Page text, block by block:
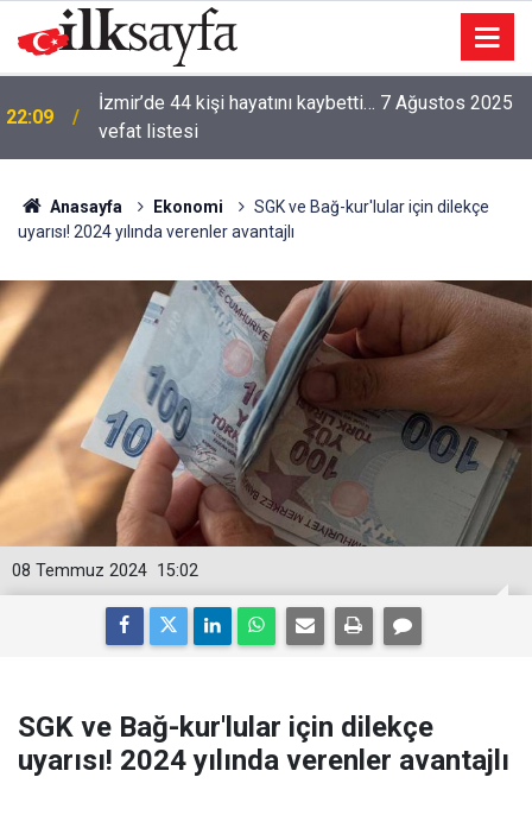
22:09
İzmir’de 44 kişi hayatını kaybetti… 7 Ağustos 2025
vefat listesi
Anasayfa Ekonomi
SGK ve Bağ-kur'lular için dilekçe
uyarısı! 2024 yılında verenler avantajlı
15:02
08 Temmuz 2024
SGK ve Bağ-kur'lular için dilekçe
uyarısı! 2024 yılında verenler avantajlı